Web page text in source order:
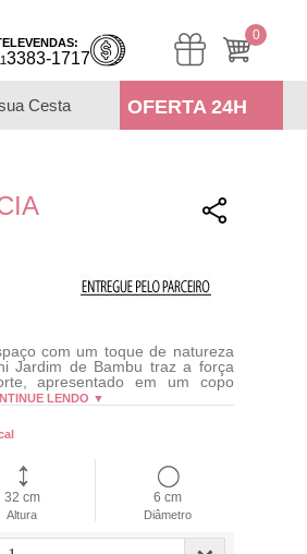
0
3383-1717
Cesta OFERTA 24H
com um toque de natureza
Jardim de Bambu traz a força
apresentado em um copo
LENDO ▼
32 cm
Altura
6 cm
Diâmetro